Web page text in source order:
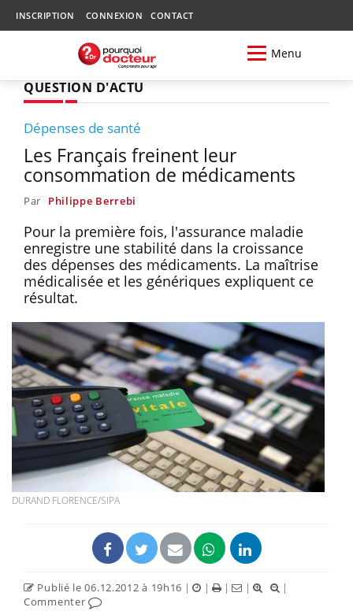
INSCRIPTION CONNEXION CONTACT
Menu
QUESTION D'ACTU
Dépenses de santé
Les Français freinent leur
consommation de médicaments
Par Philippe Berrebi
Pour la première fois, l'assurance maladie
enregistre une stabilité dans la croissance
des dépenses des médicaments. La maîtrise
médicalisée et les génériques expliquent ce
résultat.
DURAND FLORENCE/SIPA
Publié le 06.12.2012 à 19h16 | | | |
|
Commenter